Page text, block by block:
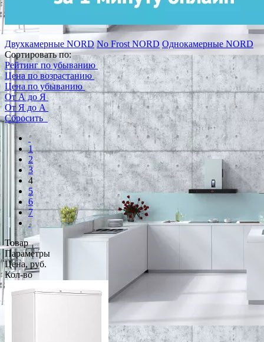
Двухкамерные NORD No Frost NORD Однокамерные NORD
Сортировать по:
Рейтинг по убыванию
Цена по возрастанию
Цена по убыванию
От А до Я
От Я до А
Сбросить
1
2
3
4
5
6
7
Товар
Параметры
Цена, руб.
Кол-во